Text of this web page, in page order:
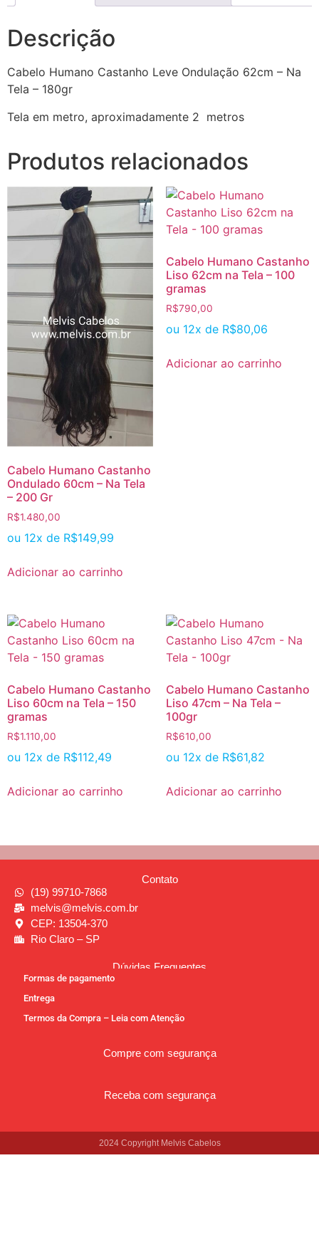
Descrição
Cabelo Humano Castanho Leve Ondulação 62cm – Na
Tela – 180gr
Tela em metro, aproximadamente 2 metros
Produtos relacionados
Cabelo Humano Castanho
Ondulado 60cm – Na Tela
– 200 Gr
R$1.480,00
ou 12x de R$149,99
Adicionar ao carrinho
Cabelo Humano Castanho
Liso 62cm na Tela – 100
gramas
R$790,00
ou 12x de R$80,06
Adicionar ao carrinho
Cabelo Humano Castanho
Liso 60cm na Tela – 150
gramas
R$1.110,00
ou 12x de R$112,49
Adicionar ao carrinho
Cabelo Humano Castanho
Liso 47cm – Na Tela –
100gr
R$610,00
ou 12x de R$61,82
Adicionar ao carrinho
Contato
(19) 99710-7868
melvis@melvis.com.br
CEP: 13504-370
Rio Claro – SP
Dúvidas Frequentes
Formas de pagamento
Entrega
Termos da Compra – Leia com Atenção
Compre com segurança
Receba com segurança
2024 Copyright Melvis Cabelos